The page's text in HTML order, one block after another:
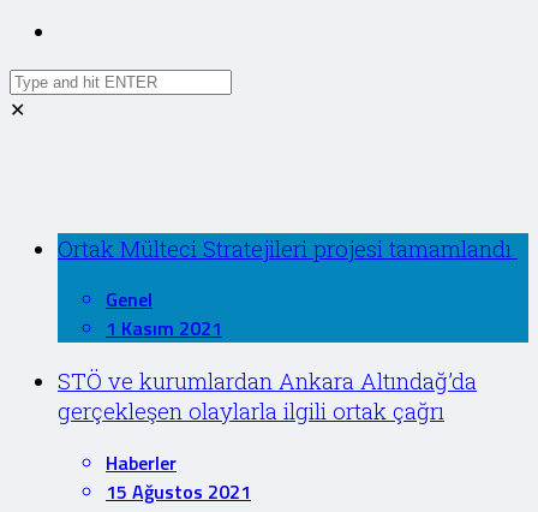
✕
Ortak Mülteci Stratejileri projesi tamamlandı
Genel
1 Kasım 2021
STÖ ve kurumlardan Ankara Altındağ’da
gerçekleşen olaylarla ilgili ortak çağrı
Haberler
15 Ağustos 2021